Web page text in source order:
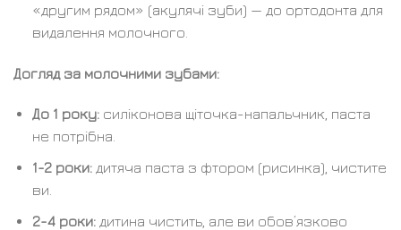
«другим рядом» (акулячі зуби) — до ортодонта для
видалення молочного.
Догляд за молочними зубами:
До 1 року:силіконова щіточка-напальчник, паста
не потрібна.
1-2 роки:дитяча паста з фтором (рисинка), чистите
ви.
2-4 роки:дитина чистить, але ви обов’язково